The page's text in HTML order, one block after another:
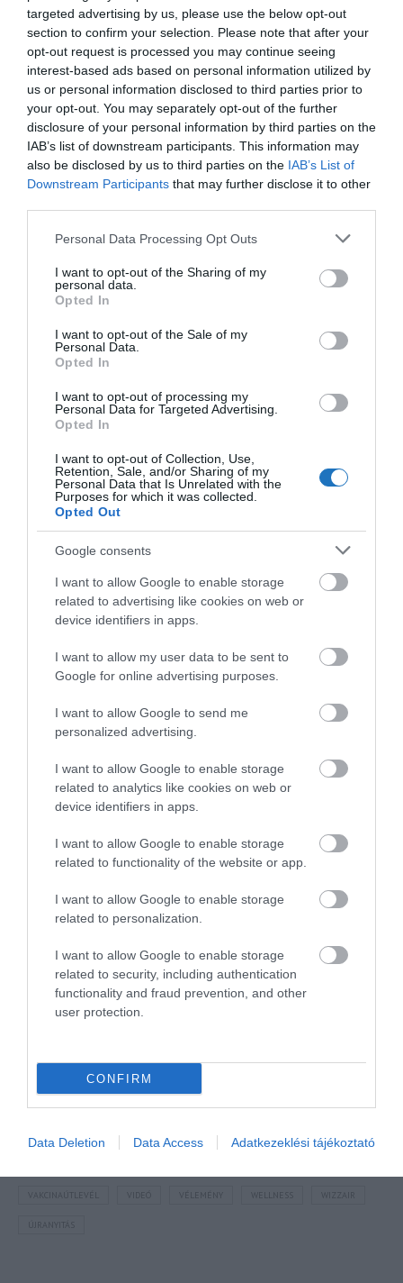
targeted advertising by us, please use the below opt-out
section to confirm your selection. Please note that after your
opt-out request is processed you may continue seeing
interest-based ads based on personal information utilized by
us or personal information disclosed to third parties prior to
your opt-out. You may separately opt-out of the further
disclosure of your personal information by third parties on the
IAB’s list of downstream participants. This information may
also be disclosed by us to third parties on the IAB’s List of
Downstream Participants that may further disclose it to other
Please note that this website/app uses one or more Google
not limited to your visit or usage behaviour. You may click to
grant or deny consent to Google and its third-party tags to
use your data for below specified purposes in below Google
consent section.
Personal Data Processing Opt Outs
I want to opt-out of the Sharing of my
personal data.
Opted In
I want to opt-out of the Sale of my
Personal Data.
Opted In
I want to opt-out of processing my
Personal Data for Targeted Advertising.
Opted In
I want to opt-out of Collection, Use,
Retention, Sale, and/or Sharing of my
Personal Data that Is Unrelated with the
Purposes for which it was collected.
Opted Out
Google consents
I want to allow Google to enable storage
related to advertising like cookies on web or
device identifiers in apps.
I want to allow my user data to be sent to
Google for online advertising purposes.
I want to allow Google to send me
personalized advertising.
I want to allow Google to enable storage
related to analytics like cookies on web or
device identifiers in apps.
I want to allow Google to enable storage
related to functionality of the website or app.
I want to allow Google to enable storage
related to personalization.
I want to allow Google to enable storage
related to security, including authentication
functionality and fraud prevention, and other
user protection.
CONFIRM
Data Deletion Data Access Adatkezeklési tájékoztató
után, azonban nevének megadása egyáltalán nem
kötelező – egészen az indulási előtti három óráig
bezárólag. A rugalmas szolgáltatás páratlan
lehetőséget nyújt ahhoz, hogy a vakációzó fél az
utolsó pillanatig várjon azzal a döntéssel, kivel élje
át az életre szóló élményeket.
Nehéznek bizonyul a csoportos utazás szervezése
szervező akár 14 jegyet is képes lefoglalni sajátján
túl egy foglalásban, és elég a legvégén
megmondani, ki tart a csapattal.
Kérem nap végén az aznapi friss cikkeket!
HÍREK LÉGIKÖZLEKEDÉS MAGYARORSZÁG
HETI BÖLCSESSÉG
"Az ember, aki a tengert nézi, szerelemtől
sújtott gyerek." Jean-Michel Maulpoix
KÖZÖSSÉGÜNK TÉGED IS VÁR!
NÉZZ KÖRBE TÉMÁK SZERINT!
AIRBNB AJÁNLÓ AUSZTRIA BALATON BELFÖLDI TURIZMUS
BOOKING BUDAPEST BUDAPEST AIRPORT
FEJLESZTÉS FÜRDŐ
MAGYARORSZÁG MAGYARUL
OLASZORSZÁG PROGRAMAJÁNLÓ REPÜLŐ REPÜLŐJÁRAT
REPÜLŐTÉR RYANAIR STATISZTIKA STRAND SZAKMAI CIKKEK
VAKCINAÚTLEVÉL WIZZAIR
ÚJRANYITÁS